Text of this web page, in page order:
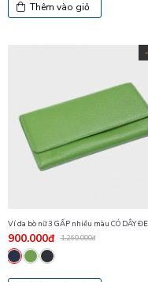
Thêm vào giỏ
Ví da bò nữ 3 GẤP nhiều màu CÓ DÂY
900.000đ 1.260.000đ